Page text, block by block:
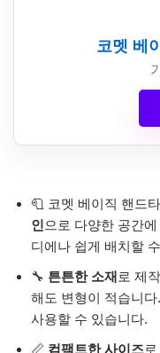
코멧 베
🧻 코멧 베이직 핸드
인 으로 다양한 공간
디에나 쉽게 배치할
🔧 튼튼한 소재 로 제
해도 변형이 적습니
사용할 수 있습니다.
📏 컴팩트한 사이즈